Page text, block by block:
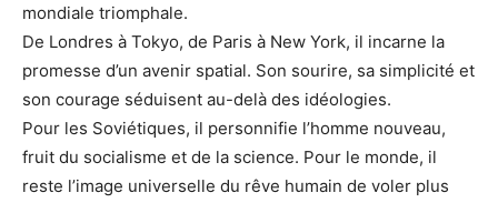
mondiale triomphale.
De Londres à Tokyo, de Paris à New York, il incarne la
promesse d’un avenir spatial. Son sourire, sa simplicité et
son courage séduisent au-delà des idéologies.
Pour les Soviétiques, il personnifie l’homme nouveau,
fruit du socialisme et de la science. Pour le monde, il
reste l’image universelle du rêve humain de voler plus